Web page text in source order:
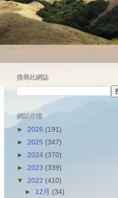
搜尋此網誌
網誌存檔
► 2026 (191)
► 2025 (347)
► 2024 (370)
► 2023 (339)
▼ 2022 (410)
► 12月 (34)